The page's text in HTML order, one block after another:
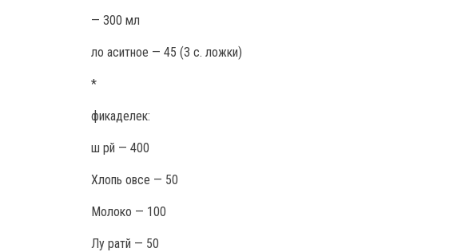
— 300 мл
ло аситное — 45 (3 с. ложки)
*
фикаделек:
ш рй — 400
Хлопь овсе — 50
Молоко — 100
Лу ратй — 50